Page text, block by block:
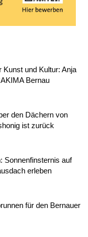
Kunst und Kultur: Anja
Bernau
den Dächern von
ist zurück
Sonnenfinsternis auf
erleben
für den Bernauer